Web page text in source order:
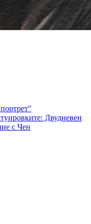
Двудневен
с Чен